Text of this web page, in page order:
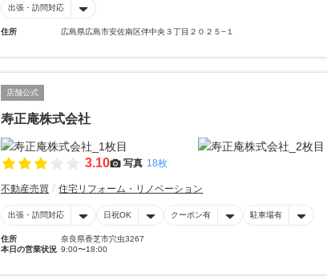
出張・訪問対応
住所 広島県広島市安佐南区伴中央３丁目２０２５−１
店舗公式
寿正庵株式会社
3.10 写真 18枚
不動産売買 住宅リフォーム・リノベーション
出張・訪問対応 日祝OK クーポン有 駐車場有
住所
奈良県香芝市穴虫3267
本日の営業状況 9:00〜18:00